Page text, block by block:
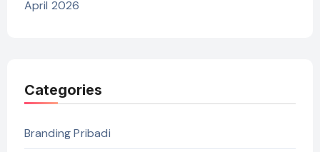
April 2026
Categories
Branding Pribadi